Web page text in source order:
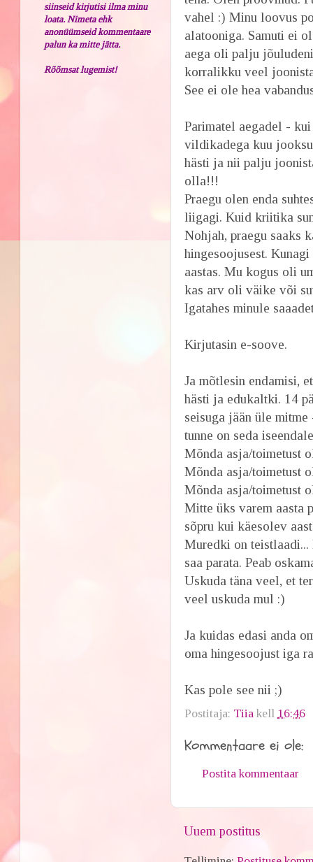
vahel :) Minu loovus
alatooniga. Samuti ei
aega oli palju
korralikku veel
See ei ole hea
Parimatel aegadel -
vildikadega kuu
hästi ja nii palju
olla!!!
Praegu olen enda
liigagi. Kuid kriitika
Nohjah, praegu saaks
hingesoojusest.
aastas. Mu kogus oli
kas arv oli väike või
Igatahes minule
Kirjutasin e-soove.
Ja mõtlesin endamisi,
hästi ja edukaltki. 14
seisuga jään üle
tunne on seda
Mõnda asja/toimetust
Mõnda asja/toimetust
Mõnda asja/toimetust
Mitte üks varem aasta
sõpru kui käesolev
Muredki on
saa parata. Peab
Uskuda täna veel, et
veel uskuda mul :)
Ja kuidas edasi anda
oma hingesoojust iga
Kas pole see nii ;)
Postitaja: Tiia kell 16:46
Kommentaare ei ole:
Postita kommentaar
Uuem postitus
siinseid kirjutisi ilma minu
loata. Nimeta ehk
anonüümseid kommentaare
palun ka mitte jätta.
Rõõmsat lugemist!